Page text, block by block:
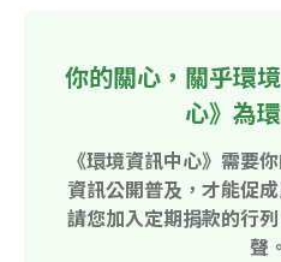
你的關心，關乎環
心》為
《環境資訊中心》需要
資訊公開普及，才能促
請您加入定期捐款的行
聲。